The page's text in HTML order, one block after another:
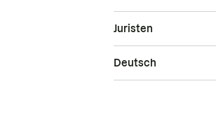
Juristen
Deutsch